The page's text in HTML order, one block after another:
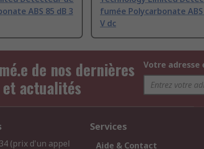
ABS 85 dB 3
fumée Polycarbonate ABS
V dc
de nos dernières
et actualités
Votre adresse
(prix d'un appel
Services
Aide & Contact